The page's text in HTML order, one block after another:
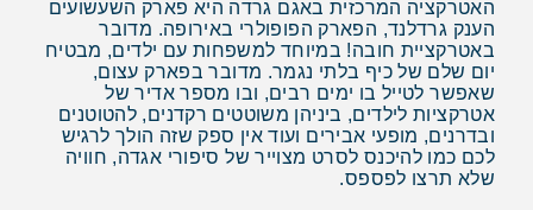
האטרקציה המרכזית באגם גרדה היא פארק השעשועים
הענק גרדלנד, הפארק הפופולרי באירופה. מדובר
באטרקציית חובה! במיוחד למשפחות עם ילדים, מבטיח
יום שלם של כיף בלתי נגמר. מדובר בפארק עצום,
שאפשר לטייל בו ימים רבים, ובו מספר אדיר של
אטרקציות לילדים, ביניהן משוטטים רקדנים, להטוטנים
ובדרנים, מופעי אבירים ועוד אין ספק שזה הולך לרגיש
לכם כמו להיכנס לסרט מצוייר של סיפורי אגדה, חוויה
שלא תרצו לפספס.